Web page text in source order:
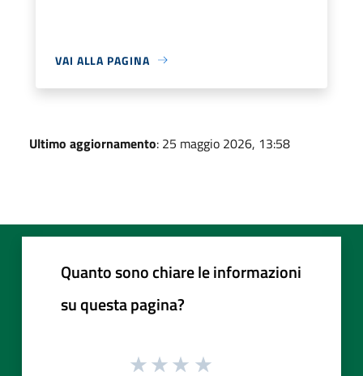
VAI ALLA PAGINA
Ultimo aggiornamento: 25 maggio 2026, 13:58
Quanto sono chiare le informazioni
su questa pagina?